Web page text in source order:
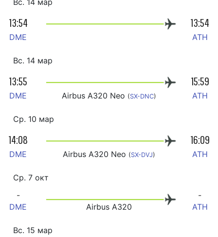
Вс. 14 мар
13:54 13:54
DME ATH
Вс. 14 мар
13:55 15:59
DME Airbus A320 Neo (SX-DNC) ATH
Ср. 10 мар
14:08 16:09
DME Airbus A320 Neo (SX-DVJ) ATH
Ср. 7 окт
-
-
DME
Airbus A320 ATH
Вс. 15 мар